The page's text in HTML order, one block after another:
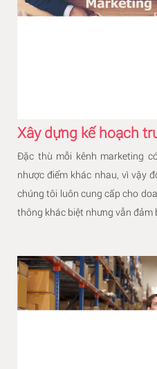
Xây dựng kế hoạch
Đặc thù mỗi kênh marketing
nhược điểm khác nhau, vì vậy
chúng tôi luôn cung cấp cho
thông khác biệt nhưng vẫn đảm